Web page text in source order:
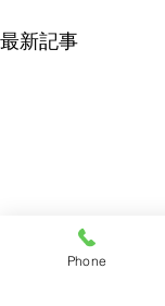
最新記事
Phone